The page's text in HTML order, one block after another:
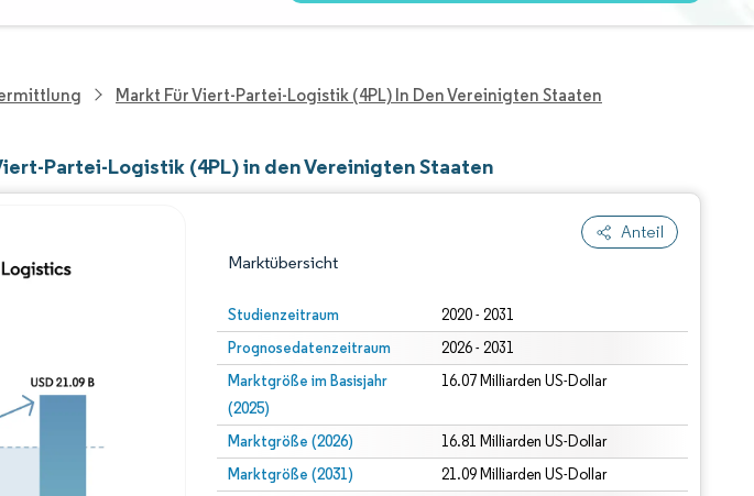
Markt Für Viert-Partei-Logistik (4PL) In Den Vereinigten Staaten
Partei-Logistik (4PL) in den Vereinigten Staaten
Anteil
Marktübersicht
Studienzeitraum 2020 - 2031
Prognosedatenzeitraum 2026 - 2031
Marktgröße im Basisjahr
(2025)
16.07 Milliarden US-Dollar
Marktgröße (2026) 16.81 Milliarden US-Dollar
Marktgröße (2031) 21.09 Milliarden US-Dollar
Intelligence. Wiederverwendung erfordert Namensnennung gemäß CC BY 4.0.